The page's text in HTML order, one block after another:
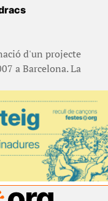
d'un projecte
a Barcelona. La